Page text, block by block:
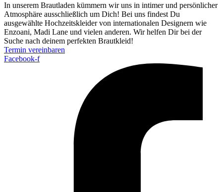
In unserem Brautladen kümmern wir uns in intimer und per­sönlicher
Atmosphäre aus­schließlich um Dich! Bei uns findest Du
ausgewählte Hochzeits­kleider von inter­nationalen Designern wie
Enzoani, Madi Lane und vielen anderen. Wir helfen Dir bei der
Suche nach deinem perfekten Brautkleid!
Termin vereinbaren
Facebook-f